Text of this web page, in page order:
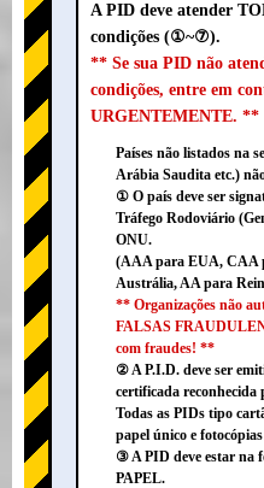
A PID deve atender
condições (①~⑦).
** Se sua PID não
condições, entre em
URGENTEMENTE. **
Países não listados na
Arábia Saudita etc.)
① O país deve ser
Tráfego Rodoviário
ONU.
(AAA para EUA, CAA
Austrália, AA para
** Organizações não
FALSAS
com fraudes! **
② A P.I.D. deve ser
certificada reconhecida
Todas as PIDs tipo
papel único e
③ A PID deve estar na
PAPEL.